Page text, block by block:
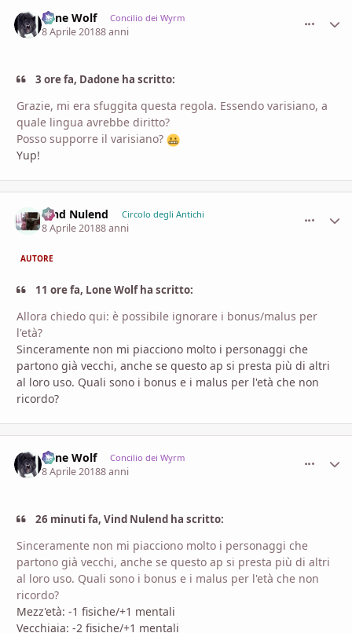
Lone Wolf Concilio dei Wyrm
8 Aprile 20188 anni
3 ore fa, Dadone ha scritto:
Grazie, mi era sfuggita questa regola. Essendo varisiano, a
quale lingua avrebbe diritto?
Posso supporre il varisiano?
Yup!
Vind Nulend Circolo degli Antichi
8 Aprile 20188 anni
AUTORE
11 ore fa, Lone Wolf ha scritto:
Allora chiedo qui: è possibile ignorare i bonus/malus per
l'età?
Sinceramente non mi piacciono molto i personaggi che
partono già vecchi, anche se questo ap si presta più di altri
al loro uso. Quali sono i bonus e i malus per l'età che non
ricordo?
Lone Wolf Concilio dei Wyrm
8 Aprile 20188 anni
26 minuti fa, Vind Nulend ha scritto:
Sinceramente non mi piacciono molto i personaggi che
partono già vecchi, anche se questo ap si presta più di altri
al loro uso. Quali sono i bonus e i malus per l'età che non
ricordo?
Mezz'età: -1 fisiche/+1 mentali
Vecchiaia: -2 fisiche/+1 mentali